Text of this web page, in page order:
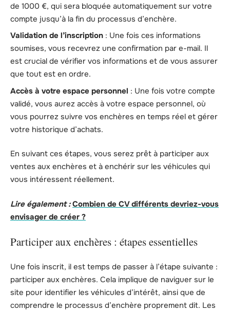
de 1000 €, qui sera bloquée automatiquement sur votre
compte jusqu’à la fin du processus d’enchère.
Validation de l’inscription : Une fois ces informations
soumises, vous recevrez une confirmation par e-mail. Il
est crucial de vérifier vos informations et de vous assurer
que tout est en ordre.
Accès à votre espace personnel : Une fois votre compte
validé, vous aurez accès à votre espace personnel, où
vous pourrez suivre vos enchères en temps réel et gérer
votre historique d’achats.
En suivant ces étapes, vous serez prêt à participer aux
ventes aux enchères et à enchérir sur les véhicules qui
vous intéressent réellement.
Lire également : Combien de CV différents devriez-vous
envisager de créer ?
Participer aux enchères : étapes essentielles
Une fois inscrit, il est temps de passer à l’étape suivante :
participer aux enchères. Cela implique de naviguer sur le
site pour identifier les véhicules d’intérêt, ainsi que de
comprendre le processus d’enchère proprement dit. Les